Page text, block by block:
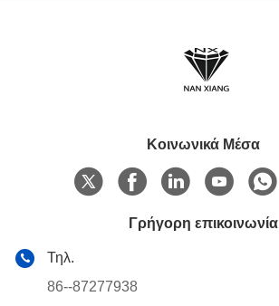
Κοινωνικά Μέσα
Γρήγορη επικοινωνία
Τηλ.
86--87277938